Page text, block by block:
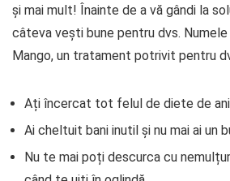
și mai mult! Înainte de a vă gândi la
câteva vești bune pentru dvs.
Mango, un tratament potrivit pentru
Ați încercat tot felul de diete de
Ai cheltuit bani inutil și nu mai ai un
Nu te mai poți descurca cu